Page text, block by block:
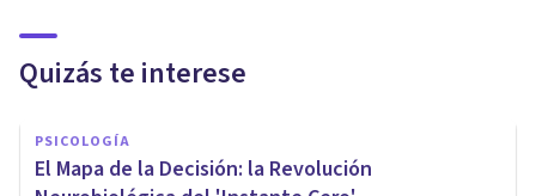
Quizás te interese
PSICOLOGÍA
El Mapa de la Decisión: la Revolución